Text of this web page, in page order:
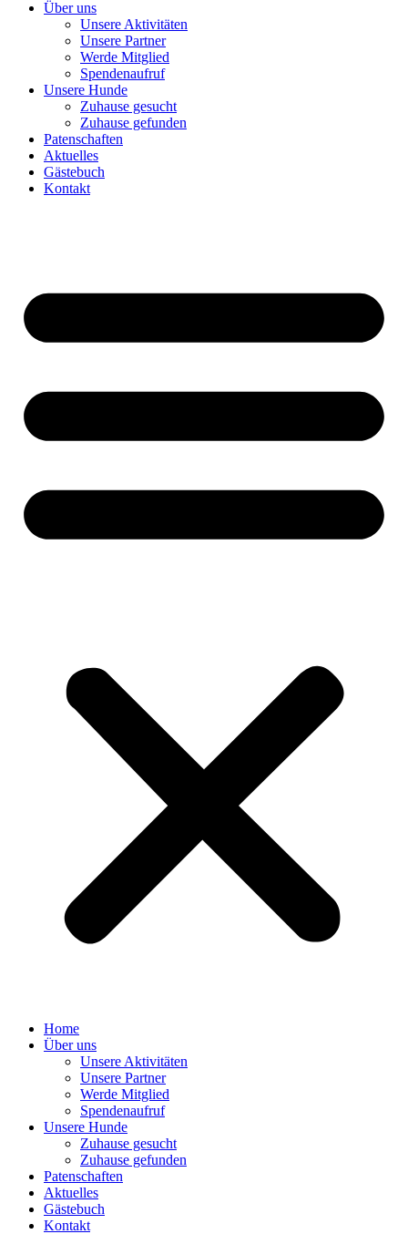
Über uns
Unsere Aktivitäten
Unsere Partner
Werde Mitglied
Spendenaufruf
Unsere Hunde
Zuhause gesucht
Zuhause gefunden
Patenschaften
Aktuelles
Gästebuch
Kontakt
Home
Über uns
Unsere Aktivitäten
Unsere Partner
Werde Mitglied
Spendenaufruf
Unsere Hunde
Zuhause gesucht
Zuhause gefunden
Patenschaften
Aktuelles
Gästebuch
Kontakt